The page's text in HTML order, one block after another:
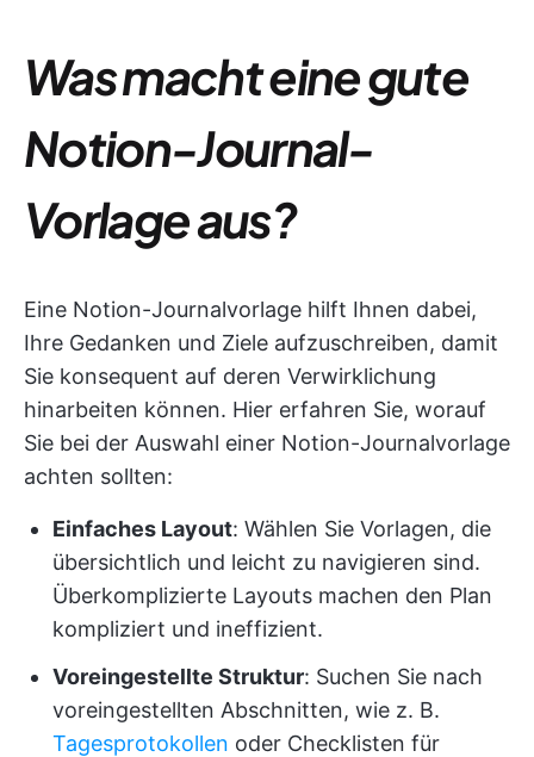
Was macht eine gute
Notion-Journal-
Vorlage aus?
Eine Notion-Journalvorlage hilft Ihnen dabei,
Ihre Gedanken und Ziele aufzuschreiben, damit
Sie konsequent auf deren Verwirklichung
hinarbeiten können. Hier erfahren Sie, worauf
Sie bei der Auswahl einer Notion-Journalvorlage
achten sollten:
Einfaches Layout: Wählen Sie Vorlagen, die
übersichtlich und leicht zu navigieren sind.
Überkomplizierte Layouts machen den Plan
kompliziert und ineffizient.
Voreingestellte Struktur: Suchen Sie nach
voreingestellten Abschnitten, wie z. B.
Tagesprotokollen oder Checklisten für